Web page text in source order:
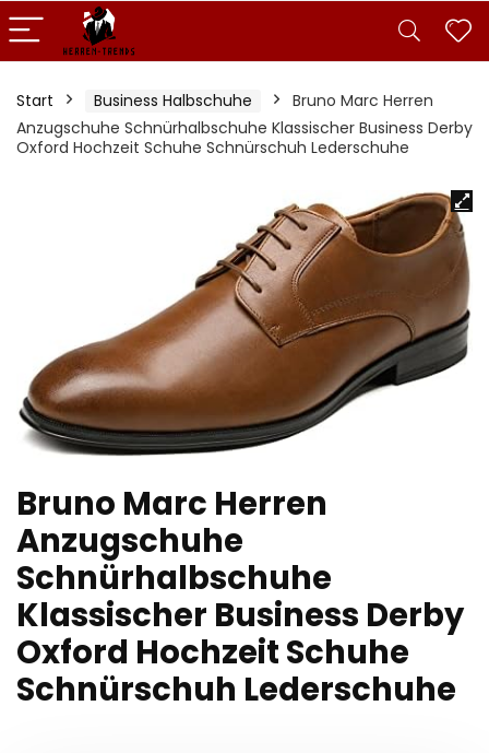
Start Business Halbschuhe
Bruno Marc Herren
Anzugschuhe Schnürhalbschuhe Klassischer Business Derby
Oxford Hochzeit Schuhe Schnürschuh Lederschuhe
Bruno Marc Herren
Anzugschuhe
Schnürhalbschuhe
Klassischer Business Derby
Oxford Hochzeit Schuhe
Schnürschuh Lederschuhe